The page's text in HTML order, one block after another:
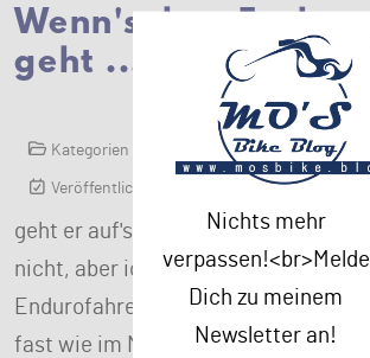
Nichts mehr
verpassen!<br>Melde
Dich zu meinem
Newsletter an!
Wenn's dem Esel
geht ...
Kategorien Kategorie:2018
Veröffentlicht: 15. November 2018
geht er auf's Eis. Ganz so verhält es
nicht, aber ich dachte mir: "ich
Endurofahren". Ja, schon ein
fast wie im Märchen ...